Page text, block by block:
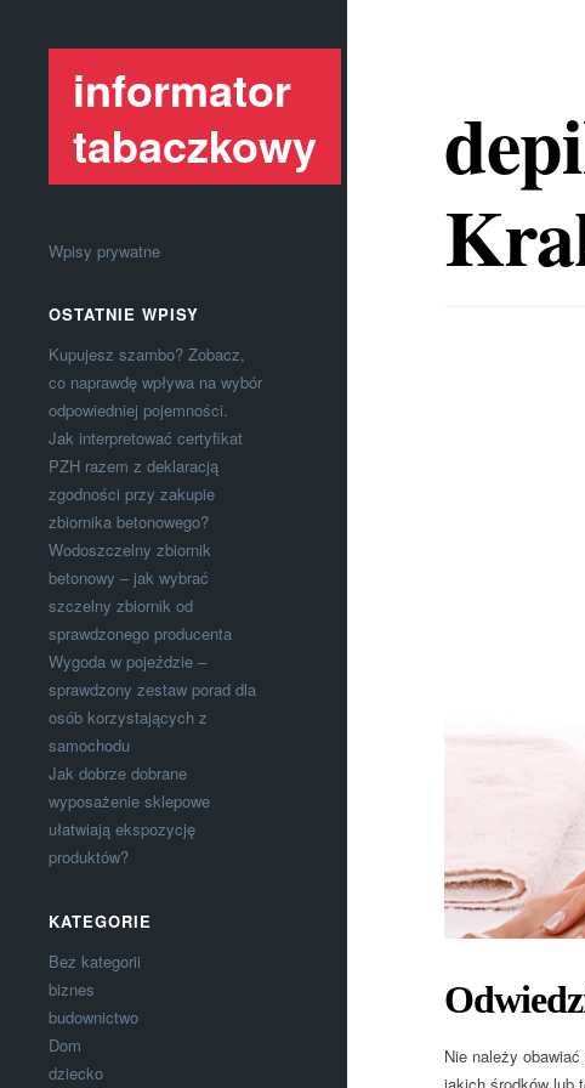
informator
tabaczkowy
Wpisy prywatne
OSTATNIE WPISY
Kupujesz szambo? Zobacz,
co naprawdę wpływa na wybór
odpowiedniej pojemności.
Jak interpretować certyfikat
PZH razem z deklaracją
zgodności przy zakupie
zbiornika betonowego?
Wodoszczelny zbiornik
betonowy – jak wybrać
szczelny zbiornik od
sprawdzonego producenta
Wygoda w pojeździe –
sprawdzony zestaw porad dla
osób korzystających z
samochodu
Jak dobrze dobrane
wyposażenie sklepowe
ułatwiają ekspozycję
produktów?
KATEGORIE
Bez kategorii
biznes
budownictwo
Dom
dziecko
Nie należy